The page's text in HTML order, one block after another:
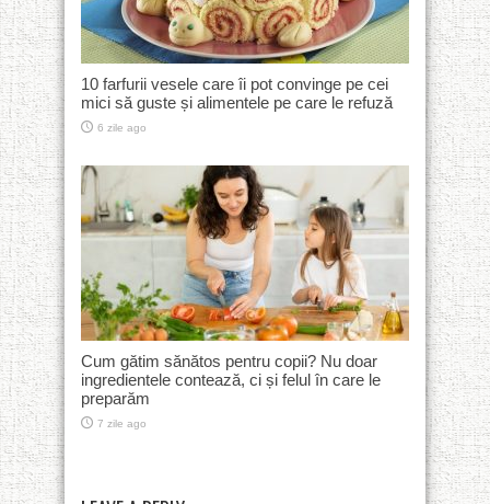
10 farfurii vesele care îi pot convinge pe cei
mici să guste și alimentele pe care le refuză
6 zile ago
Cum gătim sănătos pentru copii? Nu doar
ingredientele contează, ci și felul în care le
preparăm
7 zile ago